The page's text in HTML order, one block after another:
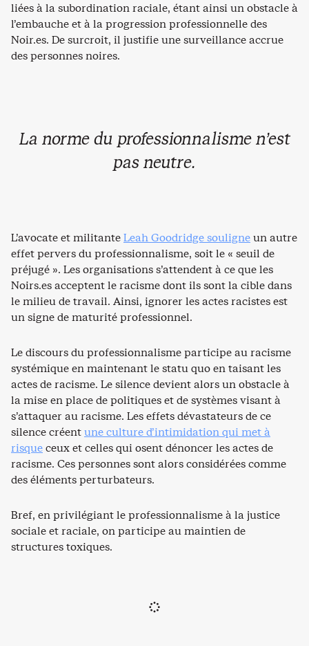
liées à la subordination raciale, étant ainsi un obstacle à
l’embauche et à la progression professionnelle des
Noir.es. De surcroit, il justifie une surveillance accrue
des personnes noires.
La norme du professionnalisme n’est
pas neutre.
L’avocate et militanteLeah Goodridge souligneun autre
effet pervers du professionnalisme, soit le « seuil de
préjugé ». Les organisations s’attendent à ce que les
Noirs.es acceptent le racisme dont ils sont la cible dans
le milieu de travail. Ainsi, ignorer les actes racistes est
un signe de maturité professionnel.
Le discours du professionnalisme participe au racisme
systémique en maintenant le statu quo en taisant les
actes de racisme. Le silence devient alors un obstacle à
la mise en place de politiques et de systèmes visant à
s’attaquer au racisme. Les effets dévastateurs de ce
silence créentune culture d’intimidation qui met à
risqueceux et celles qui osent dénoncer les actes de
racisme. Ces personnes sont alors considérées comme
des éléments perturbateurs.
Bref, en privilégiant le professionnalisme à la justice
sociale et raciale, on participe au maintien de
structures toxiques.